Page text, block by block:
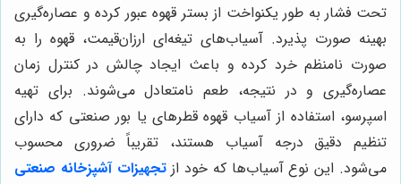
تحت فشار به طور یکنواخت از بستر قهوه عبور کرده و عصاره‌گیری
بهینه صورت پذیرد. آسیاب‌های تیغه‌ای ارزان‌قیمت، قهوه را به
صورت نامنظم خرد کرده و باعث ایجاد چالش در کنترل زمان
عصاره‌گیری و در نتیجه، طعم نامتعادل می‌شوند. برای تهیه
اسپرسو، استفاده از آسیاب قهوه قطرهای یا بور صنعتی که دارای
تنظیم دقیق درجه آسیاب هستند، تقریباً ضروری محسوب
می‌شود. این نوع آسیاب‌ها که خود ازتجهیزات آشپزخانه صنعتی